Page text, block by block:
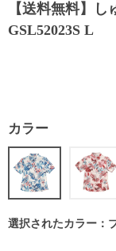
【送料無料】
GSL52023S L
カラー
選択されたカラー：